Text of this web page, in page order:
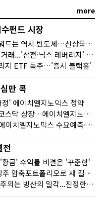
more
펀드 시장
변동성에도 키워드는 역시 반도체…신상품은 우주·방산
이번주만 50조 거래...'삼전·닉스 레버리지' 수익률은 -30%
지 ETF 독주…'증시 블랙홀'
만 콕
' 에이치엘지노믹스 청약
레몬헬스케어 코스닥 상장…에이치엘지노믹스 수요예측
코스닥 러시…에이치엘지노믹스 수요예측·레메디 청약
전
금' 수익률 비결은 '꾸준함'
KCGI운용, 성장주 압축포트폴리오로 새 길을 그리다
트러스톤, 행동주의는 빙산의 일각...진정한 힘은 '주식형 강자'